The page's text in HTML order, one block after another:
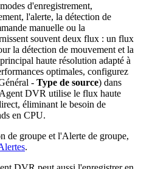
d'enregistrement,
l'alerte, la détection de
manuelle ou la
souvent deux flux : un flux
la détection de mouvement et la
haute résolution adapté à
optimales, configurez
- Type de source) dans
DVR utilise le flux haute
éliminant le besoin de
en CPU.
de groupe et l'Alerte de groupe,
.